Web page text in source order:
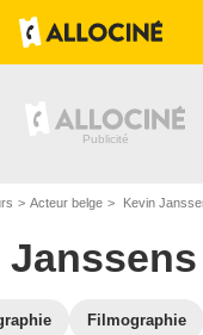
Acteur belge Kevin
Janssens
Filmographie